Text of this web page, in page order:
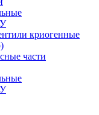
криогенные
части